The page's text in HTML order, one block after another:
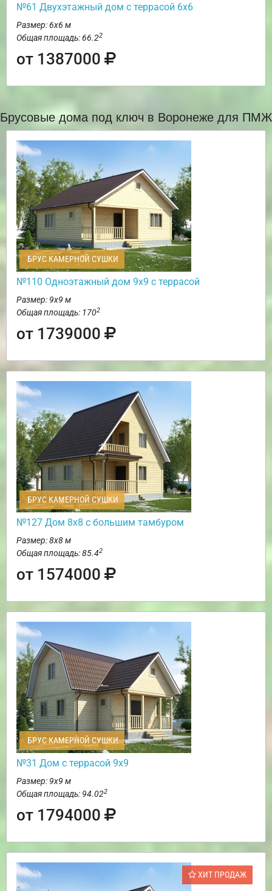
№61 Двухэтажный дом с террасой 6х6
Размер: 6х6 м
Общая площадь: 66.22
от 1387000
Брусовые дома под ключ в Воронеже для ПМЖ
БРУС КАМЕРНОЙ СУШКИ
№110 Одноэтажный дом 9х9 с террасой
Размер: 9х9 м
Общая площадь: 1702
от 1739000
БРУС КАМЕРНОЙ СУШКИ
№127 Дом 8х8 с большим тамбуром
Размер: 8х8 м
Общая площадь: 85.42
от 1574000
БРУС КАМЕРНОЙ СУШКИ
№31 Дом с террасой 9х9
Размер: 9х9 м
Общая площадь: 94.022
от 1794000
ХИТ ПРОДАЖ